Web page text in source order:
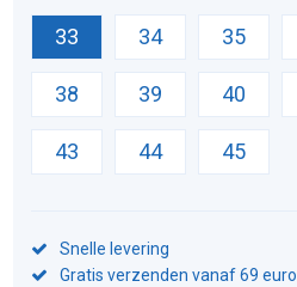
33 34 35
38 39 40
43 44 45
Snelle levering
Gratis verzenden vanaf 69 euro